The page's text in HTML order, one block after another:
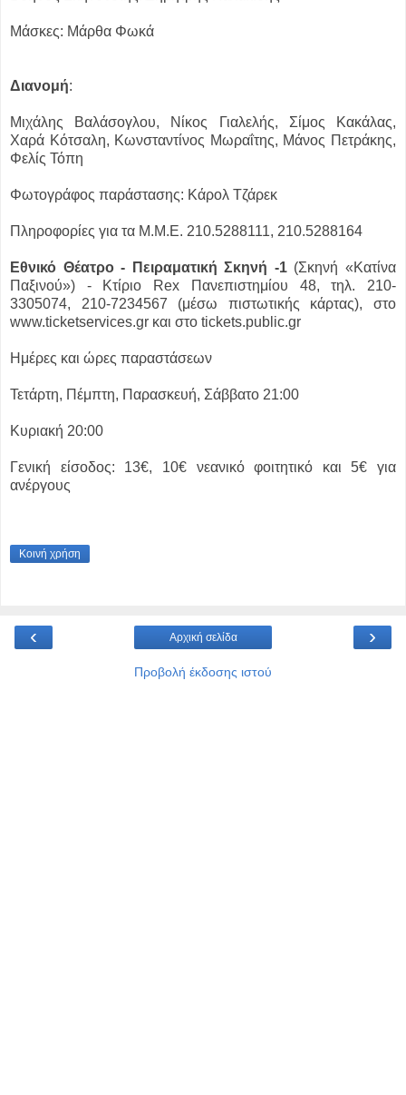
Μάσκες: Μάρθα Φωκά
Διανομή:
Μιχάλης Βαλάσογλου, Νίκος Γιαλελής, Σίμος Κακάλας,
Χαρά Κότσαλη, Κωνσταντίνος Μωραΐτης, Μάνος Πετράκης,
Φελίς Τόπη
Φωτογράφος παράστασης: Κάρολ Τζάρεκ
Πληροφορίες για τα Μ.Μ.Ε. 210.5288111, 210.5288164
Εθνικό Θέατρο - Πειραματική Σκηνή -1(Σκηνή «Κατίνα
Παξινού») - Κτίριο Rex Πανεπιστημίου 48, τηλ. 210-
3305074, 210-7234567 (μέσω πιστωτικής κάρτας), στο
www.ticketservices.gr και στο tickets.public.gr
Ημέρες και ώρες παραστάσεων
Τετάρτη, Πέμπτη, Παρασκευή, Σάββατο 21:00
Κυριακή 20:00
Γενική είσοδος: 13€, 10€ νεανικό φοιτητικό και 5€ για
ανέργους
Κοινή χρήση
‹ ›
Αρχική σελίδα
Προβολή έκδοσης ιστού